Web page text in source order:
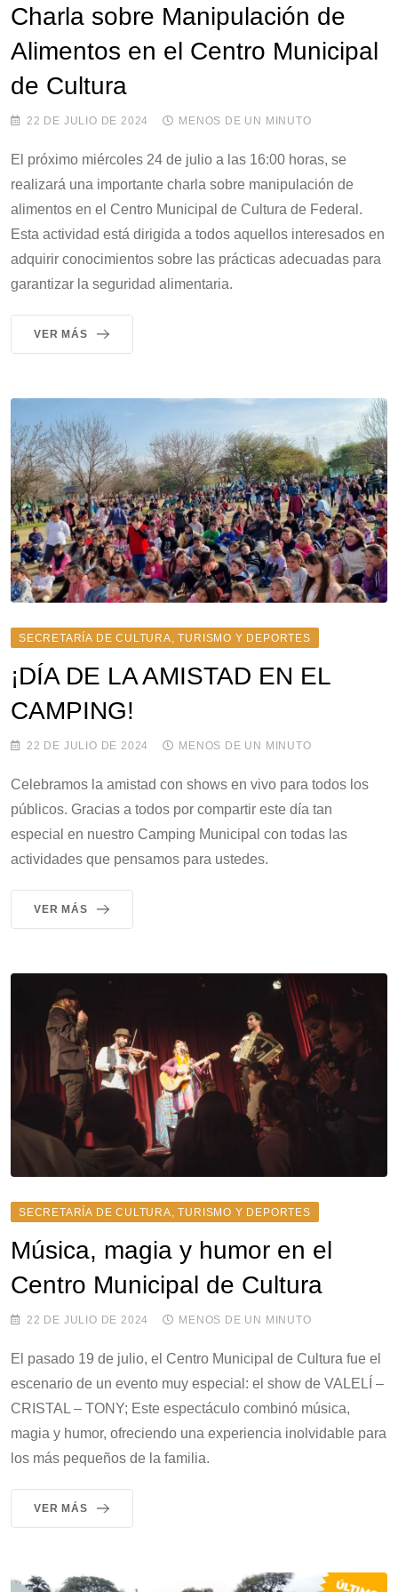
Charla sobre Manipulación de
Alimentos en el Centro Municipal
de Cultura
22 DE JULIO DE 2024 MENOS DE UN MINUTO
El próximo miércoles 24 de julio a las 16:00 horas, se
realizará una importante charla sobre manipulación de
alimentos en el Centro Municipal de Cultura de Federal.
Esta actividad está dirigida a todos aquellos interesados en
adquirir conocimientos sobre las prácticas adecuadas para
garantizar la seguridad alimentaria.
VER MÁS
SECRETARÍA DE CULTURA, TURISMO Y DEPORTES
¡DÍA DE LA AMISTAD EN EL
CAMPING!
22 DE JULIO DE 2024 MENOS DE UN MINUTO
Celebramos la amistad con shows en vivo para todos los
públicos. Gracias a todos por compartir este día tan
especial en nuestro Camping Municipal con todas las
actividades que pensamos para ustedes.
VER MÁS
SECRETARÍA DE CULTURA, TURISMO Y DEPORTES
Música, magia y humor en el
Centro Municipal de Cultura
22 DE JULIO DE 2024 MENOS DE UN MINUTO
El pasado 19 de julio, el Centro Municipal de Cultura fue el
escenario de un evento muy especial: el show de VALELÍ –
CRISTAL – TONY; Este espectáculo combinó música,
magia y humor, ofreciendo una experiencia inolvidable para
los más pequeños de la familia.
VER MÁS